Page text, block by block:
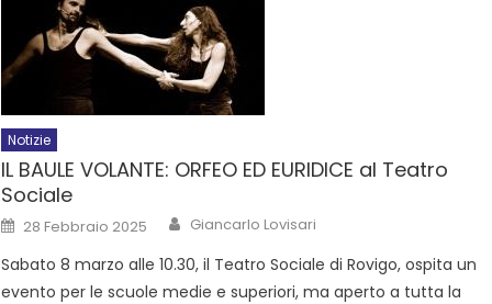
Notizie
IL BAULE VOLANTE: ORFEO ED EURIDICE al Teatro
Sociale
28 Febbraio 2025 Giancarlo Lovisari
Sabato 8 marzo alle 10.30, il Teatro Sociale di Rovigo, ospita un
evento per le scuole medie e superiori, ma aperto a tutta la